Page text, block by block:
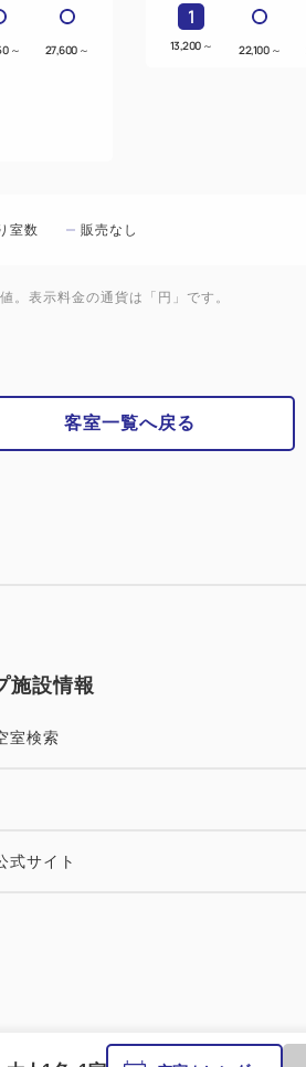
～ 27,600 ～
1
13,200 ～ 22,100 ～
室数 販売なし
表示料金の通貨は「円」です。
客室一覧へ戻る
施設情報
室検索
式サイト